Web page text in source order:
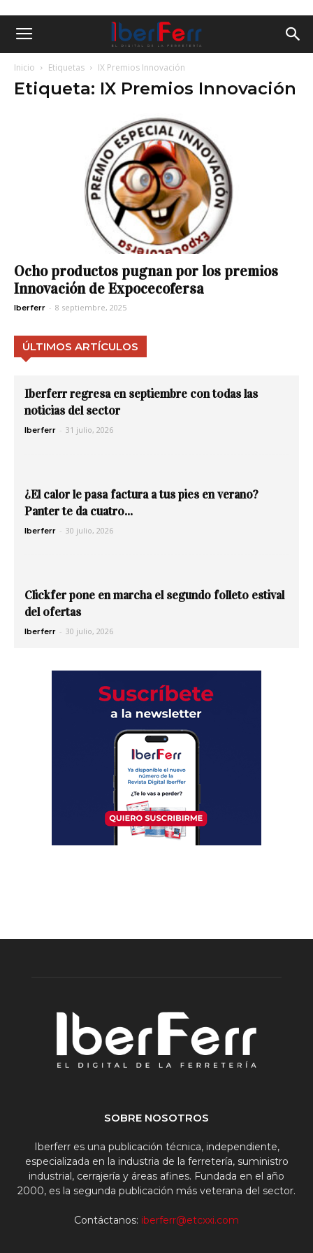
Inicio Etiquetas IX Premios Innovación
Etiqueta: IX Premios Innovación
Ocho productos pugnan por los premios
Innovación de Expocecofersa
Iberferr - 8 septiembre, 2025
ÚLTIMOS ARTÍCULOS
Iberferr regresa en septiembre con todas las
noticias del sector
Iberferr - 31 julio, 2026
¿El calor le pasa factura a tus pies en verano?
Panter te da cuatro...
Iberferr - 30 julio, 2026
Clickfer pone en marcha el segundo folleto estival
del ofertas
Iberferr - 30 julio, 2026
SOBRE NOSOTROS
Iberferr es una publicación técnica, independiente,
especializada en la industria de la ferretería, suministro
industrial, cerrajería y áreas afines. Fundada en el año
2000, es la segunda publicación más veterana del sector.
Contáctanos: iberferr@etcxxi.com